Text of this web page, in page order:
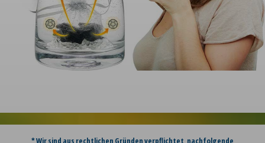
* Wir sind aus rechtlichen Gründen verpflichtet, nachfolgende